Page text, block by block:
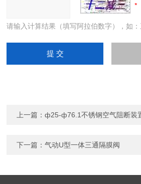
请输入计算结果（填写阿拉伯数字），如
上一篇：ф25-ф76.1不锈钢空气阻断装
下一篇：气动U型一体三通隔膜阀